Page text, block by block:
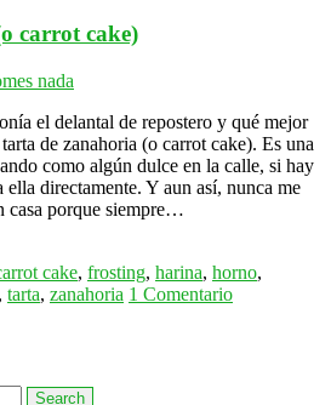
carrot cake)
nada
el delantal de repostero y qué mejor
de zanahoria (o carrot cake). Es una
como algún dulce en la calle, si hay
ella directamente. Y aun así, nunca me
casa porque siempre…
cake, frosting, harina, horno,
, tarta, zanahoria 1 Comentario